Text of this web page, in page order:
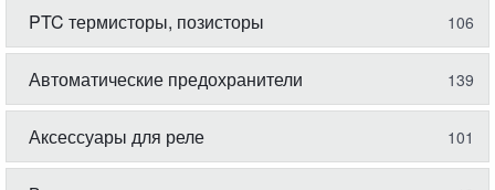
PTC термисторы, позисторы 106
Автоматические предохранители 139
Аксессуары для реле 101